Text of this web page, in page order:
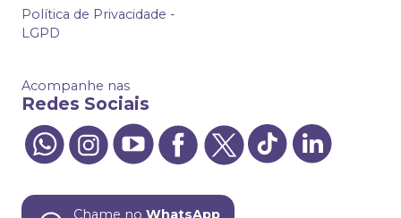
Política de Privacidade -
LGPD
Acompanhe nas
Redes Sociais
Chame no WhatsApp